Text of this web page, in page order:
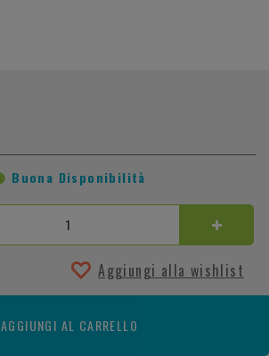
Buona Disponibilità
Aggiungi alla wishlist
AGGIUNGI AL CARRELLO